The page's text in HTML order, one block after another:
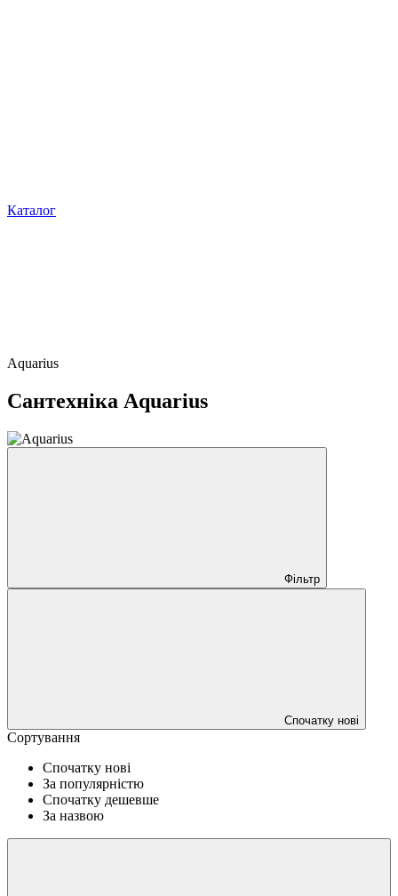
Каталог
Aquarius
Сантехніка Aquarius
Фільтр
Спочатку нові
Сортування
Спочатку нові
За популярністю
Спочатку дешевше
За назвою